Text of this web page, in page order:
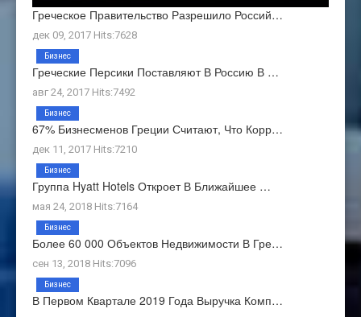
Греческое Правительство Разрешило Россий…
дек 09, 2017 Hits:7628
Греческие Персики Поставляют В Россию В …
авг 24, 2017 Hits:7492
Бизнес
67% Бизнесменов Греции Считают, Что Корр…
дек 11, 2017 Hits:7210
Бизнес
Группа Hyatt Hotels Откроет В Ближайшее …
мая 24, 2018 Hits:7164
Бизнес
Более 60 000 Объектов Недвижимости В Гре…
сен 13, 2018 Hits:7096
Бизнес
В Первом Квартале 2019 Года Выручка Комп…
Бизнес